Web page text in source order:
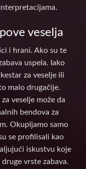
veselja
i hrani. Ako su te
uspela. Iako
za veselje ili
malo drugačije.
veselje može da
bendova za
Okupljamo samo
se profilisali kao
iskustvu koje
vrste zabava.